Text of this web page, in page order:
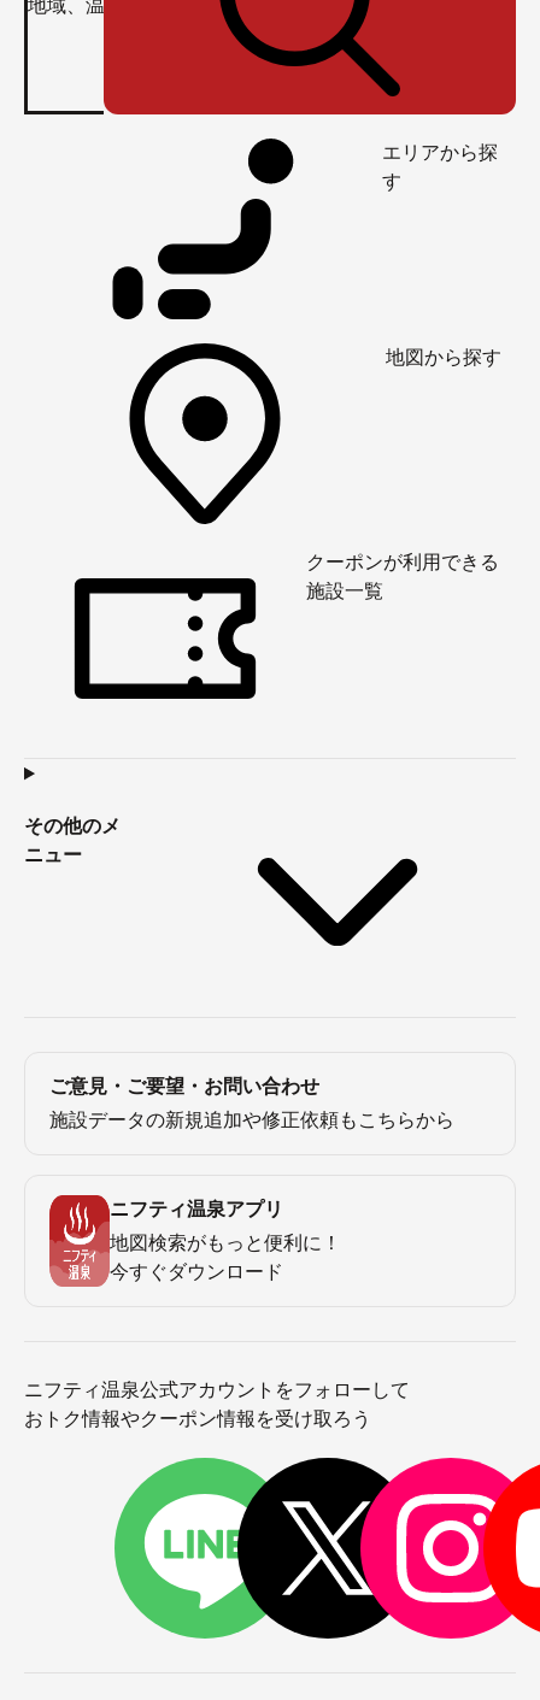
エリアから探
す
地図から探す
クーポンが利用できる
施設一覧
その他のメ
ニュー
ご意見・ご要望・お問い合わせ
施設データの新規追加や修正依頼もこちらから
ニフティ温泉アプリ
地図検索がもっと便利に！
今すぐダウンロード
ニフティ温泉公式アカウントをフォローして
おトク情報やクーポン情報を受け取ろう